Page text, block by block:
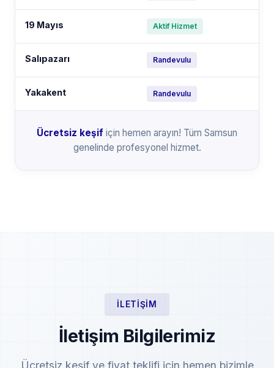
19 Mayıs Aktif Hizmet
Salıpazarı Randevulu
Yakakent Randevulu
Ücretsiz keşif için hemen arayın! Tüm Samsun
genelinde profesyonel hizmet.
İLETIŞIM
İletişim Bilgilerimiz
Ücretsiz keşif ve fiyat teklifi için hemen bizimle